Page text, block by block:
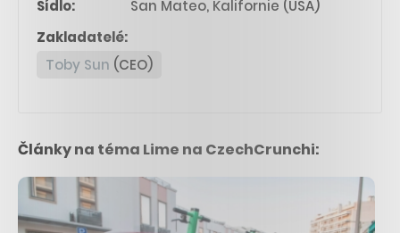
Sídlo:
San Mateo, Kalifornie (USA)
Zakladatelé:
Toby Sun (CEO)
Články na téma Lime na CzechCrunchi: